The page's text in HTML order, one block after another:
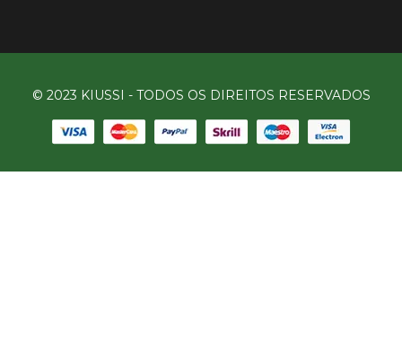
© 2023 KIUSSI - TODOS OS DIREITOS RESERVADOS